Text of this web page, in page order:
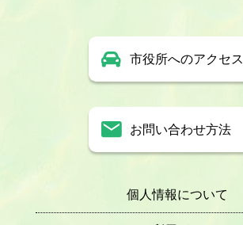
市役所へのアクセス
お問い合わせ方法
個人情報について